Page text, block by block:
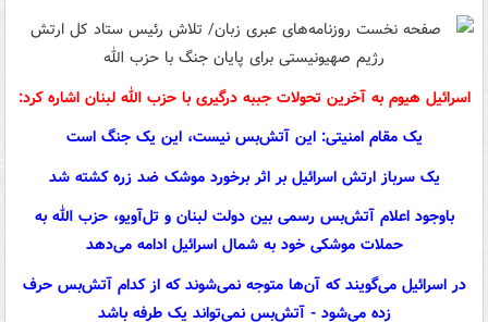
اسرائیل هیوم به آخرین تحولات جببه درگیری با حزب الله لبنان اشاره کرد:
یک مقام امنیتی: این آتش‌بس نیست، این یک جنگ است
یک سرباز ارتش اسرائیل بر اثر برخورد موشک ضد زره کشته شد
باوجود اعلام آتش‌بس رسمی بین دولت لبنان و تل‌آویو، حزب الله به
حملات موشکی خود به شمال اسرائیل ادامه می‌دهد
در اسرائیل می‌گویند که آن‌ها متوجه نمی‌شوند که از کدام آتش‌بس حرف
زده می‌شود - آتش‌بس نمی‌تواند یک طرفه باشد